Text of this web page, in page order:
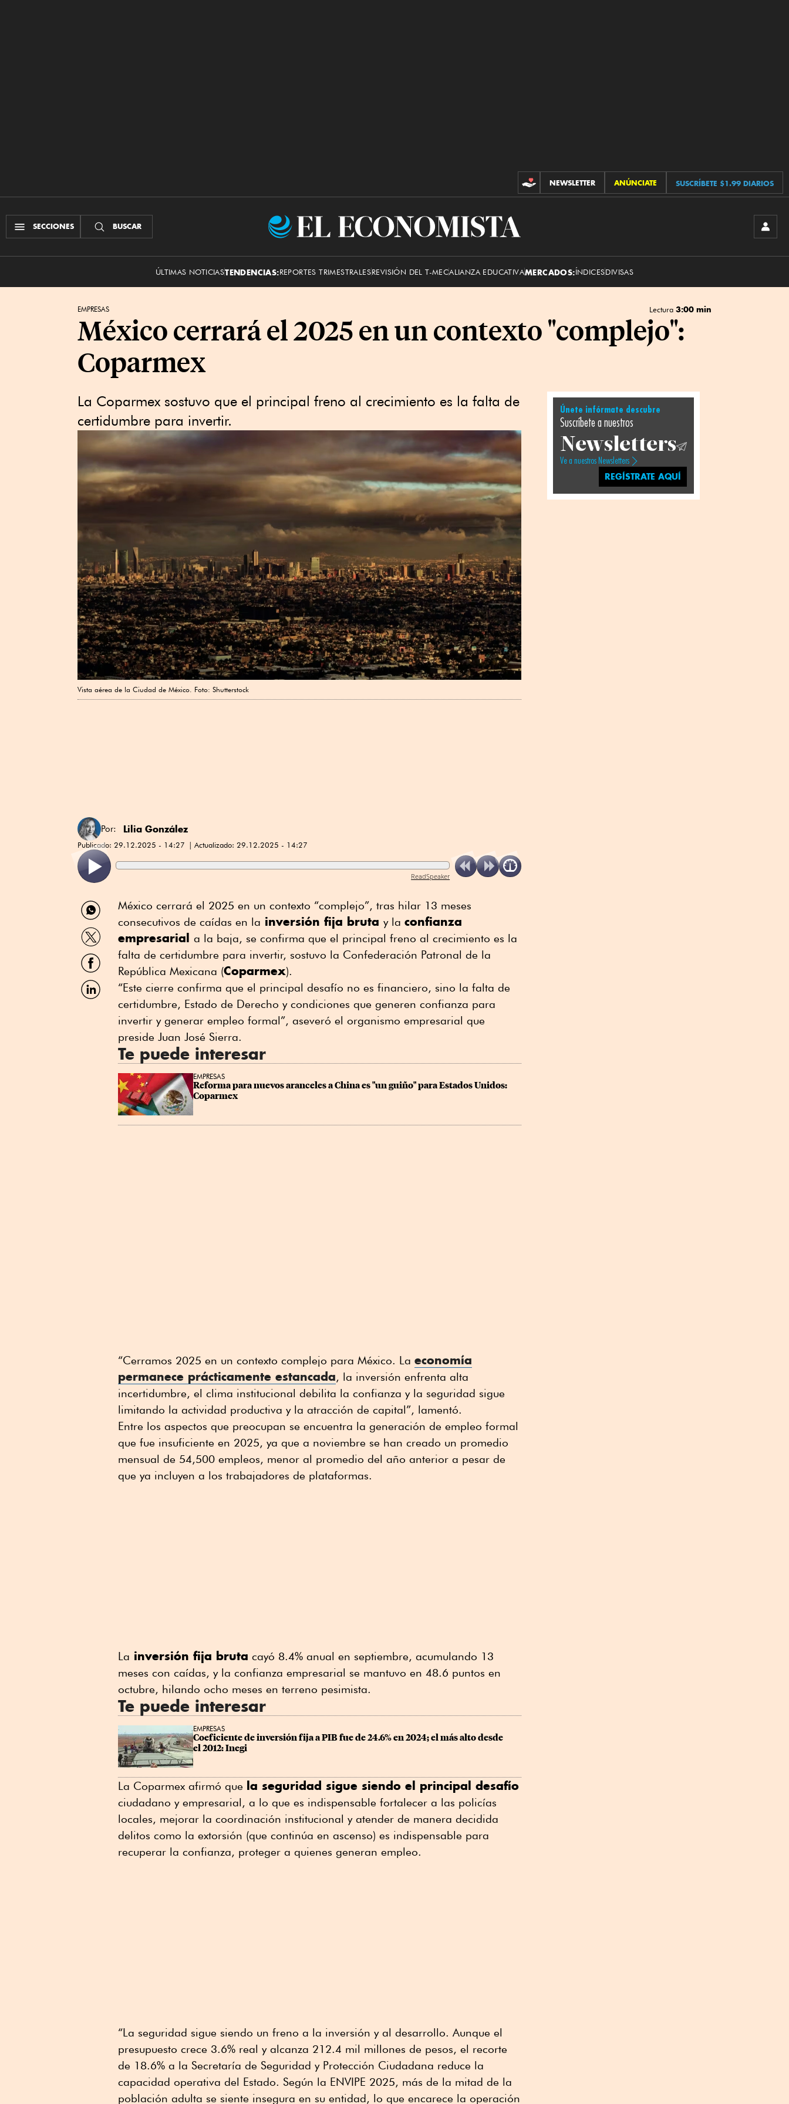
CONTRIBUCIONES
NEWSLETTER ANÚNCIATE SUSCRÍBETE $1.99 DIARIOS
SECCIONES BUSCAR
El
ÚLTIMAS NOTICIASTENDENCIAS:REPORTES TRIMESTRALESREVISIÓN DEL T-MECALIANZA EDUCATIVAMERCADOS:ÍNDICESDIVISAS
EMPRESAS Lectura 3:00 min
México cerrará el 2025 en un contexto "complejo":
Coparmex
La Coparmex sostuvo que el principal freno al crecimiento es la falta de
certidumbre para invertir.​
Vista aérea de la Ciudad de México. Foto: Shutterstock
Por: Lilia González
Publicado: 29.12.2025 - 14:27 Actualizado: 29.12.2025 - 14:27
ReadSpeaker
Compartir
por
WhatsApp
Compartir
por
Twitter
Compartir
por
Facebook
Compartir
por
México cerrará el 2025 en un contexto “complejo”, tras hilar 13 meses
consecutivos de caídas en la inversión fija bruta y la confianza
empresarial a la baja, se confirma que el principal freno al crecimiento es la
falta de certidumbre para invertir, sostuvo la Confederación Patronal de la
República Mexicana (Coparmex).
“Este cierre confirma que el principal desafío no es financiero, sino la falta de
certidumbre, Estado de Derecho y condiciones que generen confianza para
invertir y generar empleo formal”, aseveró el organismo empresarial que
preside Juan José Sierra.
Te puede interesar
EMPRESAS
Reforma para nuevos aranceles a China es "un guiño" para Estados Unidos:
Coparmex
“Cerramos 2025 en un contexto complejo para México. La economía
permanece prácticamente estancada, la inversión enfrenta alta
incertidumbre, el clima institucional debilita la confianza y la seguridad sigue
limitando la actividad productiva y la atracción de capital”, lamentó.
Entre los aspectos que preocupan se encuentra la generación de empleo formal
que fue insuficiente en 2025, ya que a noviembre se han creado un promedio
mensual de 54,500 empleos, menor al promedio del año anterior a pesar de
que ya incluyen a los trabajadores de plataformas.
La inversión fija bruta cayó 8.4% anual en septiembre, acumulando 13
meses con caídas, y la confianza empresarial se mantuvo en 48.6 puntos en
octubre, hilando ocho meses en terreno pesimista.
Te puede interesar
EMPRESAS
Coeficiente de inversión fija a PIB fue de 24.6% en 2024; el más alto desde
el 2012: Inegi
La Coparmex afirmó que la seguridad sigue siendo el principal desafío
ciudadano y empresarial, a lo que es indispensable fortalecer a las policías
locales, mejorar la coordinación institucional y atender de manera decidida
delitos como la extorsión (que continúa en ascenso) es indispensable para
recuperar la confianza, proteger a quienes generan empleo.
“La seguridad sigue siendo un freno a la inversión y al desarrollo. Aunque el
presupuesto crece 3.6% real y alcanza 212.4 mil millones de pesos, el recorte
de 18.6% a la Secretaría de Seguridad y Protección Ciudadana reduce la
capacidad operativa del Estado. Según la ENVIPE 2025, más de la mitad de la
población adulta se siente insegura en su entidad, lo que encarece la operación
Únete infórmate descubre
Suscríbete a nuestros
Newsletters
Ve a nuestros Newsletters
REGÍSTRATE AQUÍ